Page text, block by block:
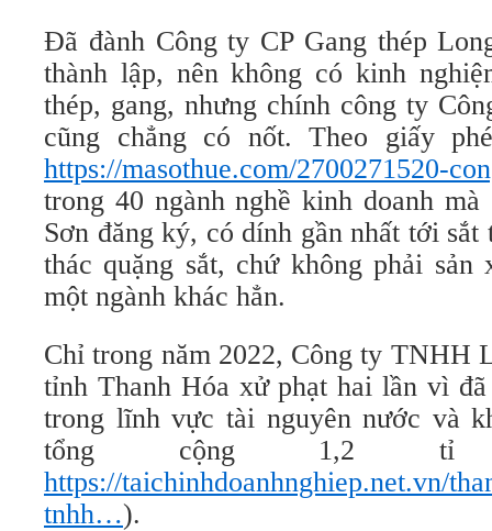
Đã đành Công ty CP Gang thép
thành lập, nên không có kinh
thép, gang, nhưng chính công ty
cũng chẳng có nốt. Theo giấy
https://masothue.com/2700271520-
trong 40 ngành nghề kinh doanh
Sơn đăng ký, có dính gần nhất tới sắt
thác quặng sắt, chứ không phải sản
một ngành khác hẳn.
Chỉ trong năm 2022, Công ty TNHH
tỉnh Thanh Hóa xử phạt hai lần vì
trong lĩnh vực tài nguyên nước và
tổng cộng 1,2 tỉ
https://taichinhdoanhnghiep.net.vn/
tnhh…).